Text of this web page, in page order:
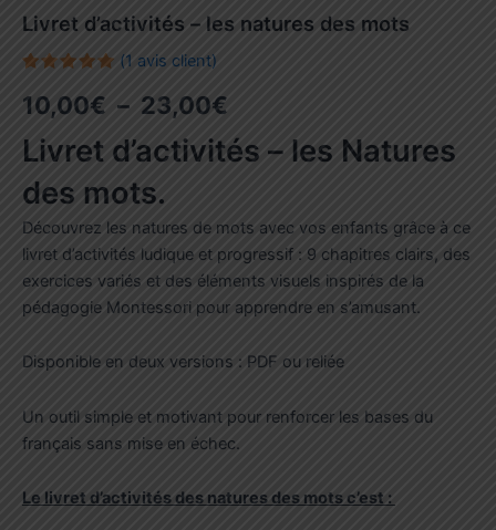
Livret d’activités – les natures des mots
sur 5
basé
notation
client
(1 avis client)
10,00€ – 23,00€
de
10,00€
à
23,00€
Livret d’activités – les Natures
des mots.
Découvrez les natures de mots avec vos enfants grâce à ce
livret d’activités ludique et progressif : 9 chapitres clairs, des
exercices variés et des éléments visuels inspirés de la
pédagogie Montessori pour apprendre en s’amusant.
Disponible en deux versions : PDF ou reliée
Un outil simple et motivant pour renforcer les bases du
français sans mise en échec.
Le livret d’activités des natures des mots c’est :